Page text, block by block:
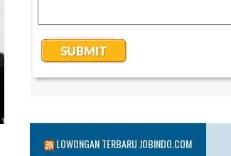
LOWONGAN TERBARU JOBINDO.COM